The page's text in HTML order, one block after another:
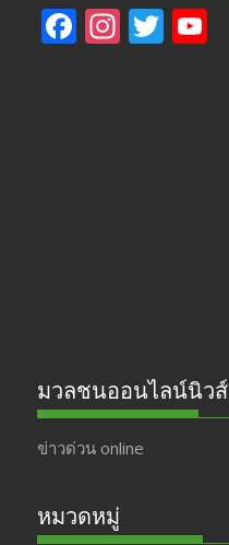
F
ac
In
st
T
w
มวลชนออนไลน์นิวส์
ข่าวด่วน online
หมวดหมู่